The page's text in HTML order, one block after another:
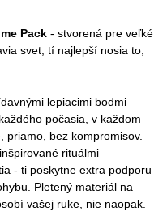
Pack - stvorená pre veľké
svet, tí najlepší nosia to,
lepiacimi bodmi
počasia, v každom
priamo, bez kompromisov.
rituálmi
- ti poskytne extra podporu
Pletený materiál na
vašej ruke, nie naopak.